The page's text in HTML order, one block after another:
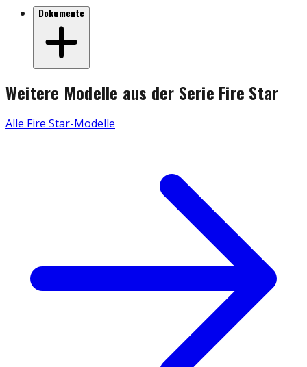
Dokumente
Weitere Modelle aus der Serie Fire Star
Alle Fire Star-Modelle